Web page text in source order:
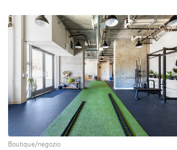
Boutique/negozio